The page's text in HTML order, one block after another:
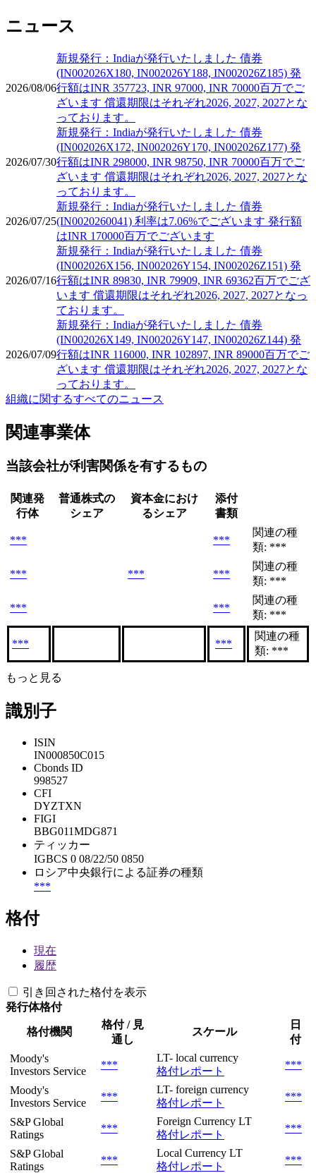
ニュース
2026/08/06
新規発行：Indiaが発行いたしました 債券
(IN002026X180, IN002026Y188, IN002026Z185) 発
行額はINR 357723, INR 97000, INR 70000百万でご
ざいます 償還期限はそれぞれ2026, 2027, 2027とな
っております。
2026/07/30
新規発行：Indiaが発行いたしました 債券
(IN002026X172, IN002026Y170, IN002026Z177) 発
行額はINR 298000, INR 98750, INR 70000百万でご
ざいます 償還期限はそれぞれ2026, 2027, 2027とな
っております。
2026/07/25
新規発行：Indiaが発行いたしました 債券
(IN0020260041) 利率は7.06%でございます 発行額
はINR 170000百万でございます
2026/07/16
新規発行：Indiaが発行いたしました 債券
(IN002026X156, IN002026Y154, IN002026Z151) 発
行額はINR 89830, INR 79909, INR 69362百万でござ
います 償還期限はそれぞれ2026, 2027, 2027となっ
ております。
2026/07/09
新規発行：Indiaが発行いたしました 債券
(IN002026X149, IN002026Y147, IN002026Z144) 発
行額はINR 116000, INR 102897, INR 89000百万でご
ざいます 償還期限はそれぞれ2026, 2027, 2027とな
っております。
組織に関するすべてのニュース
関連事業体
当該会社が利害関係を有するもの
関連発
行体
普通株式の
シェア
資本金におけ
るシェア
添付
書類
*** ***
関連の種
類: ***
*** *** ***
関連の種
類: ***
*** ***
関連の種
類: ***
*** ***
関連の種
類: ***
もっと見る
識別子
ISIN
IN000850C015
Cbonds ID
998527
CFI
DYZTXN
FIGI
BBG011MDG871
ティッカー
IGBCS 0 08/22/50 0850
ロシア中央銀行による証券の種類
***
格付
現在
履歴
引き回された格付を表示
発行体格付
格付機関
格付 / 見
通し
スケール
日
付
Moody's
Investors Service
***
LT- local currency
格付レポート
***
Moody's
Investors Service
***
LT- foreign currency
格付レポート
***
S&P Global
Ratings
***
Foreign Currency LT
格付レポート
***
S&P Global
Ratings
***
Local Currency LT
格付レポート
***